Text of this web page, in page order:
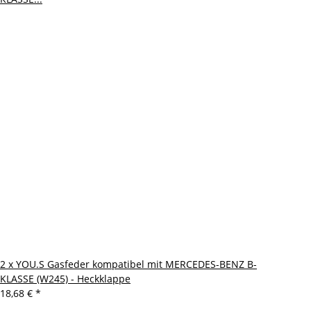
2 x YOU.S Gasfeder kompatibel mit MERCEDES-BENZ B-
KLASSE (W245) - Heckklappe
18,68 € *